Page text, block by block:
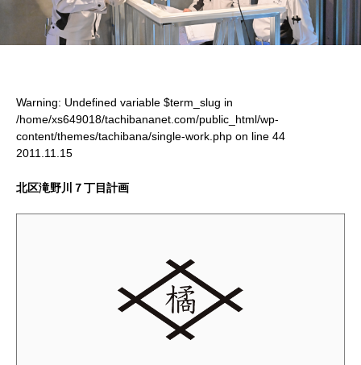
Warning: Undefined variable $term_slug in
/home/xs649018/tachibananet.com/public_html/wp-
content/themes/tachibana/single-work.php on line 44
2011.11.15
北区滝野川７丁目計画